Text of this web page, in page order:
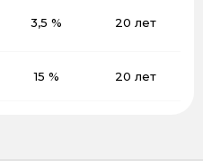
3,5 % 20 лет
15 % 20 лет